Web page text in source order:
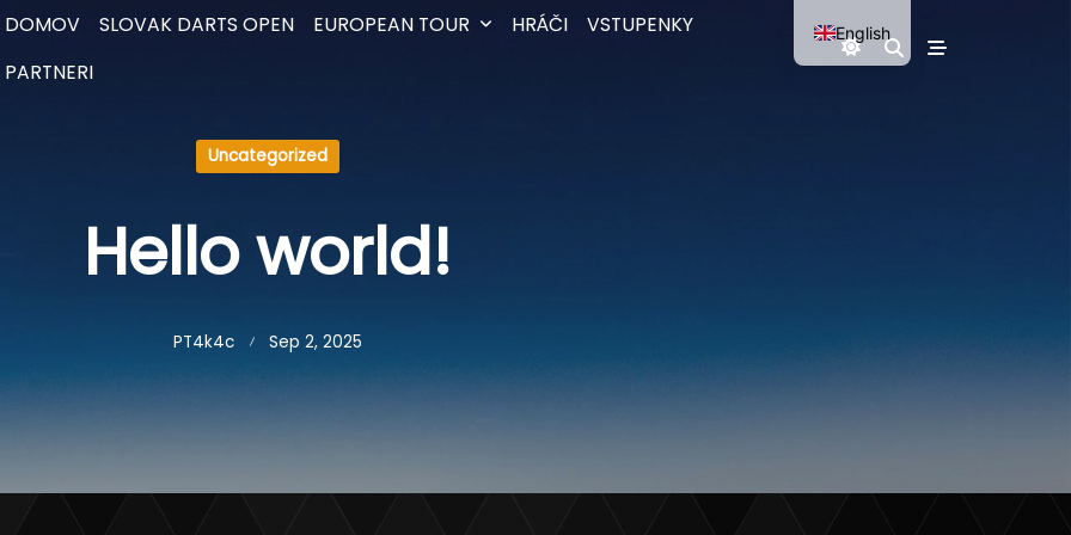
DOMOV SLOVAK DARTS OPEN EUROPEAN TOUR HRÁČI
VSTUPENKY
PARTNERI
Uncategorized
Hello world!
PT4k4c Sep 2, 2025
English